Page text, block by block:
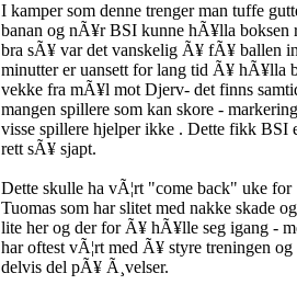
I kamper som denne trenger man tuffe
banan og nÃ¥r BSI kunne hÃ¥lla boksen
bra sÃ¥ var det vanskelig Ã¥ fÃ¥ ballen
minutter er uansett for lang tid Ã¥ hÃ¥lla
vekke fra mÃ¥l mot Djerv- det finns
mangen spillere som kan skore -
visse spillere hjelper ikke . Dette fikk BSI
rett sÃ¥ sjapt.
Dette skulle ha vÃ¦rt "come back" uke for
Tuomas som har slitet med nakke skade
lite her og der for Ã¥ hÃ¥lle seg igang -
har oftest vÃ¦rt med Ã¥ styre treningen og
delvis del pÃ¥ Ã¸velser.